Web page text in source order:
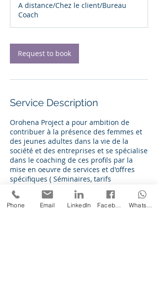
5
i
A distance/Chez le client/Bureau
Coach
Request to book
Service Description
Orohena Project a pour ambition de
contribuer à la présence des femmes et
des jeunes adultes dans la vie de la
société et des entreprises et se spécialise
dans le coaching de ces profils par la
mise en oeuvre de services et d'offres
spécifiques ( Séminaires, tarifs
préférentiels...)
Phone Email LinkedIn